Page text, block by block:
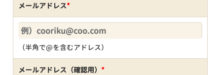
メールアドレス*
（半角で@を含むアドレス）
メールアドレス（確認用） *